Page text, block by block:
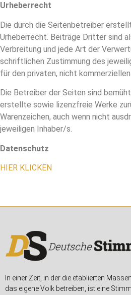
Urheberrecht
Die durch die Seitenbetreiber
Urheberrecht. Beiträge Dritter sind
Verbreitung und jede Art der
schriftlichen Zustimmung des
für den privaten, nicht
Die Betreiber der Seiten sind
erstellte sowie lizenzfreie Werke
Warenzeichen, auch wenn nicht
jeweiligen Inhaber/s.
Datenschutz
HIER KLICKEN
In einer Zeit, in der die etablierten
das eigene Volk betreiben, ist eine